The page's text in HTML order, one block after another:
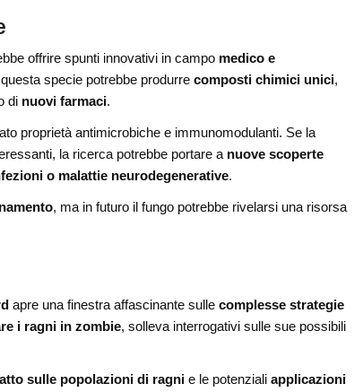
offrire spunti innovativi in campo medico e
specie potrebbe produrrecomposti chimici unici,
di nuovi farmaci.
proprietà antimicrobiche e immunomodulanti. Se la
la ricerca potrebbe portare a nuove scoperte
o malattie neurodegenerative.
, ma in futuro il fungo potrebbe rivelarsi una risorsa
apre una finestra affascinante sullecomplesse strategie
i ragni in zombie, solleva interrogativi sulle sue possibili
sulle popolazioni di ragni e le potenzialiapplicazioni